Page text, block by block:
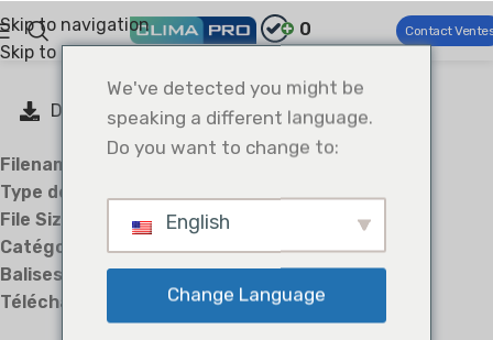
Skip to navigation
Skip to main content
0 Contact
Download
Filename:
送料矫平机-技术要求.docx
Type de fichier :
File Size:
Catégories:Catalogs
Balises :
LCAC
Téléchargements: 7
We've detected you might be
speaking a different language.
Do you want to change to:
English
Change Language